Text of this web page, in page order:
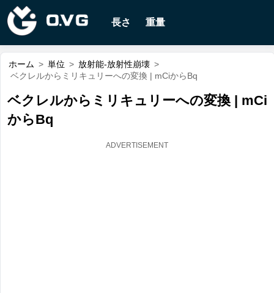
長さ 重量
ホーム > 単位 > 放射能-放射性崩壊 >
ベクレルからミリキュリーへの変換 | mCiからBq
ベクレルからミリキュリーへの変換 | mCi
からBq